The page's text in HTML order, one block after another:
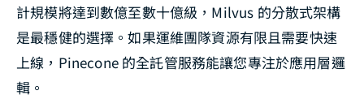
計規模將達到數億至數十億級，Milvus 的分散式架構
是最穩健的選擇。如果運維團隊資源有限且需要快速
上線，Pinecone 的全託管服務能讓您專注於應用層邏
輯。